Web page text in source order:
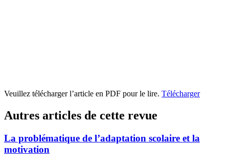
Veuillez télécharger l’article en PDF pour le lire. Télécharger
Autres articles de cette revue
La problématique de l’adaptation scolaire et la
motivation